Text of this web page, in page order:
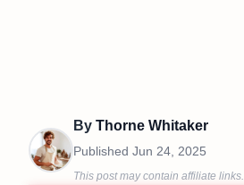
By Thorne Whitaker
Published Jun 24, 2025
This post may contain affiliate links.